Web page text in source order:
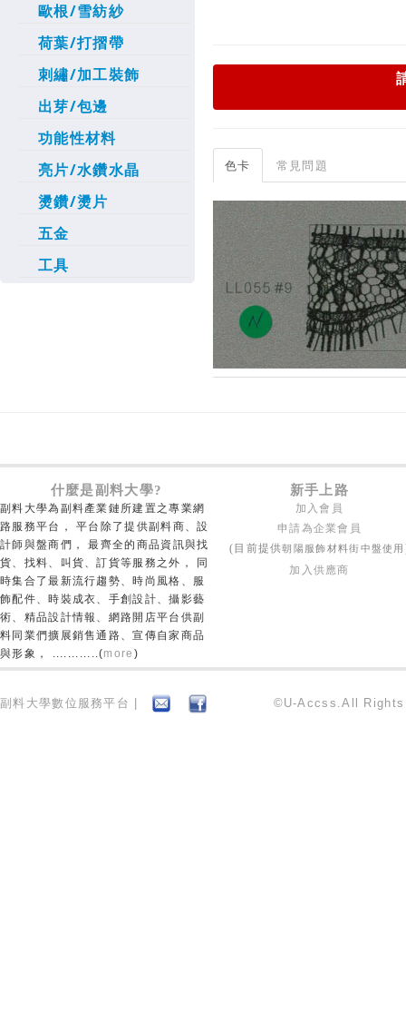
歐根/雪紡紗
荷葉/打摺帶
刺繡/加工裝飾
出芽/包邊
功能性材料
亮片/水鑽水晶
燙鑽/燙片
五金
工具
色卡 常見問題
什麼是副料大學? 新手上路
副料大學為副料產業鏈所建置之專業網
路服務平台， 平台除了提供副料商、設
計師與盤商們， 最齊全的商品資訊與找
貨、找料、叫貨、訂貨等服務之外， 同
時集合了最新流行趨勢、時尚風格、服
飾配件、時裝成衣、手創設計、攝影藝
術、精品設計情報、網路開店平台供副
料同業們擴展銷售通路、宣傳自家商品
與形象， ............(more )
加入會員
申請為企業會員
(目前提供朝陽服飾材料街中盤使用
加入供應商
副料大學數位服務平台 | ©U-Accss.All Rights